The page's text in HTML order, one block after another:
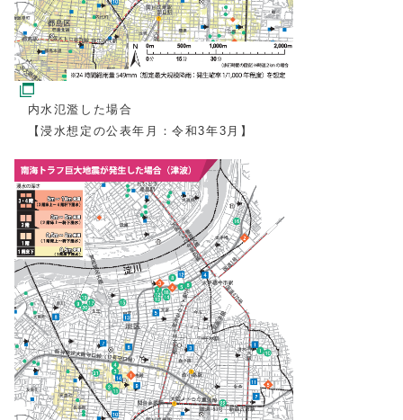
内水氾濫した場合
【浸水想定の公表年月：令和3年3月】